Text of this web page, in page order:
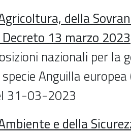
della
13 marzo 2023
nazionali per la
Anguilla
31-03-2023
e della